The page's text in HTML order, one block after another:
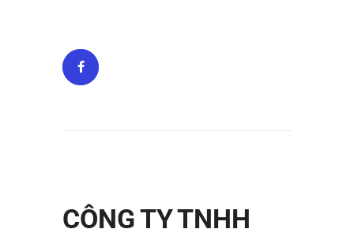
CÔNG TY TNHH